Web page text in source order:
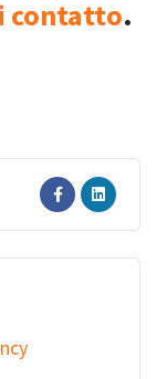
contatto.